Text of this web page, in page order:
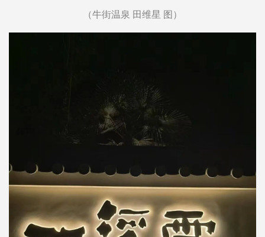
（牛街温泉 田维星 图）